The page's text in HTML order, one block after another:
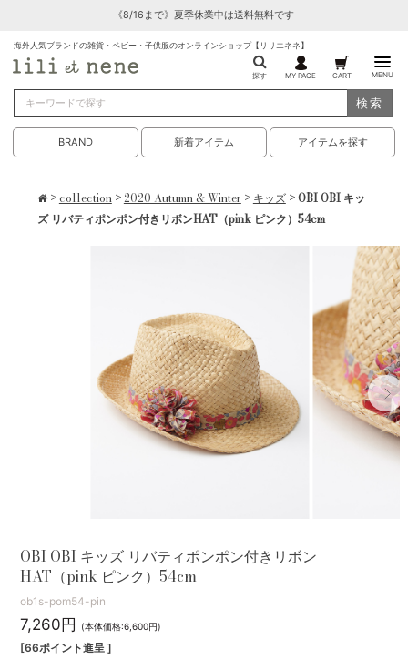
《8/16まで》夏季休業中は送料無料です
海外人気ブランドの雑貨・ベビー・子供服のオンラインショップ【リリエネネ】
探す MY PAGE CART MENU
検索
BRAND 新着アイテム アイテムを探す
>collection>2020 Autumn & Winter > キッズ> OBI OBI キッ
ズ リバティポンポン付きリボンHAT（pink ピンク）54cm
OBI OBI キッズ リバティポンポン付きリボン
HAT（pink ピンク）54cm
ob1s-pom54-pin
7,260円 (本体価格:6,600円)
[66ポイント進呈 ]